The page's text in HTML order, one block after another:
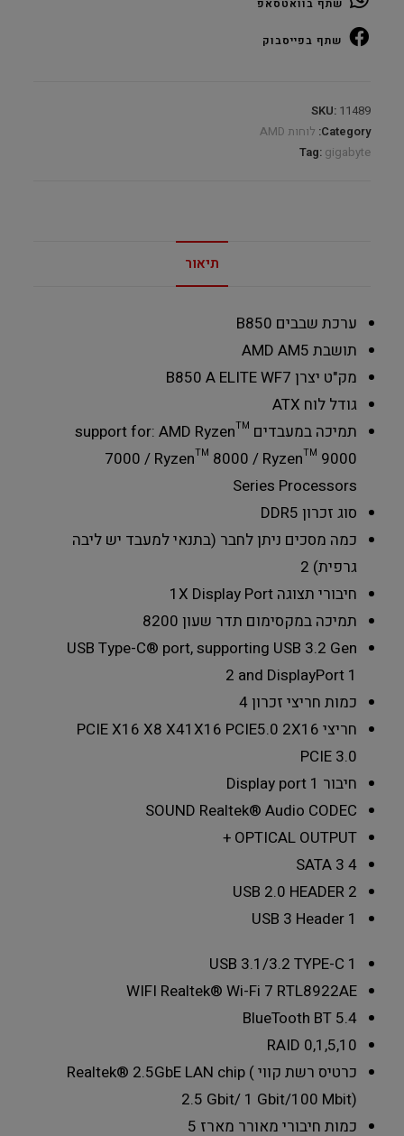
AMD
AM5
Type-
C
quantity
שתף בוואטסאפ
שתף בפייסבוק
SKU: 11489
Category: לוחות AMD
Tag: gigabyte
תיאור
ערכת שבבים B850
תושבת AMD AM5
מק"ט יצרן B850 A ELITE WF7
גודל לוח ATX
תמיכה במעבדים support for: AMD Ryzen™
7000 / Ryzen™ 8000 / Ryzen™ 9000
Series Processors
סוג זכרון DDR5
כמה מסכים ניתן לחבר (בתנאי למעבד יש ליבה
גרפית) 2
חיבורי תצוגה1X Display Port
תמיכה במקסימום תדר שעון 8200
USB Type-C® port, supporting USB 3.2 Gen
2 and DisplayPort 1
כמות חריצי זכרון4
חריצי PCIE X16 X8 X4 1X16 PCIE5.0 2X16
PCIE 3.0
חיבור Display port 1
SOUND Realtek® Audio CODEC
OPTICAL OUTPUT
+
SATA 3 4
USB 2.0 HEADER 2
USB 3 Header 1
USB 3.1/3.2 TYPE-C 1
WIFI Realtek® Wi-Fi 7 RTL8922AE
BlueTooth BT 5.4
RAID 0,1,5,10
כרטיס רשת קוויRealtek® 2.5GbE LAN chip (
2.5 Gbit/ 1 Gbit/100 Mbit)
כמות חיבורי מאורר מארז 5